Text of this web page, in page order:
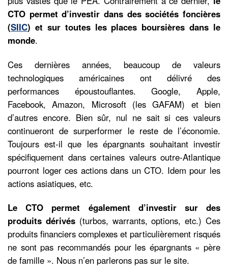
CTO permet d’investir dans des sociétés foncières
(SIIC) et sur toutes les places boursières dans le
monde.
Ces dernières années, beaucoup de valeurs
technologiques américaines ont délivré des
performances époustouflantes. Google, Apple,
Facebook, Amazon, Microsoft (les GAFAM) et bien
d’autres encore. Bien sûr, nul ne sait si ces valeurs
continueront de surperformer le reste de l’économie.
Toujours est-il que les épargnants souhaitant investir
spécifiquement dans certaines valeurs outre-Atlantique
pourront loger ces actions dans un CTO. Idem pour les
actions asiatiques, etc.
Le CTO permet également d’investir sur des
produits dérivés(turbos, warrants, options, etc.) Ces
produits financiers complexes et particulièrement risqués
ne sont pas recommandés pour les épargnants « père
de famille ». Nous n’en parlerons pas sur le site.